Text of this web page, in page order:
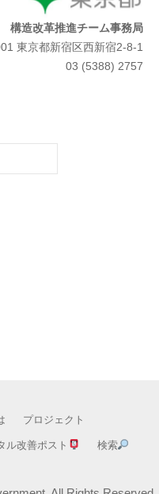
構造改革推進チーム事務局
東京都新宿区西新宿2-8-1
03 (5388) 2757
プロジェクト
ル改善ポスト 検索